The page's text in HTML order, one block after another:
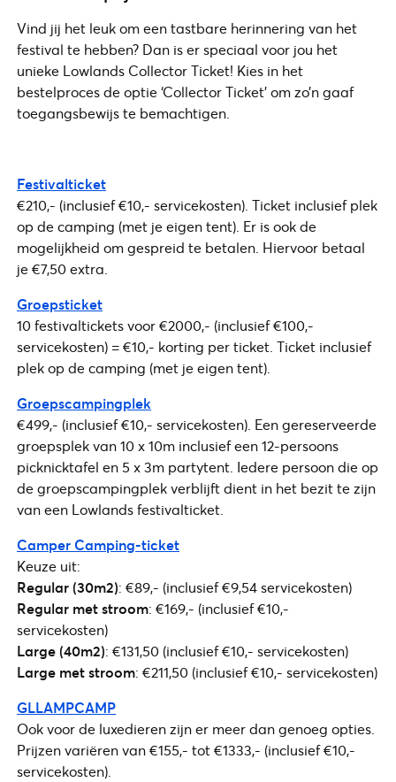
Vind jij het leuk om een tastbare herinnering van het
festival te hebben? Dan is er speciaal voor jou het
unieke Lowlands Collector Ticket! Kies in het
bestelproces de optie ‘Collector Ticket’ om zo’n gaaf
toegangsbewijs te bemachtigen.
Festivalticket
€210,- (inclusief €10,- servicekosten). Ticket inclusief plek
op de camping (met je eigen tent). Er is ook de
mogelijkheid om gespreid te betalen. Hiervoor betaal
je €7,50 extra.
Groepsticket
10 festivaltickets voor €2000,- (inclusief €100,-
servicekosten) = €10,- korting per ticket. Ticket inclusief
plek op de camping (met je eigen tent).
Groepscampingplek
€499,- (inclusief €10,- servicekosten). Een gereserveerde
groepsplek van 10 x 10m inclusief een 12-persoons
picknicktafel en 5 x 3m partytent. Iedere persoon die op
de groepscampingplek verblijft dient in het bezit te zijn
van een Lowlands festivalticket.
Camper Camping-ticket
Keuze uit:
Regular (30m2): €89,- (inclusief €9,54 servicekosten)
Regular met stroom: €169,- (inclusief €10,-
servicekosten)
Large (40m2): €131,50 (inclusief €10,- servicekosten)
Large met stroom: €211,50 (inclusief €10,- servicekosten)
GLLAMPCAMP
Ook voor de luxedieren zijn er meer dan genoeg opties.
Prijzen variëren van €155,- tot €1333,- (inclusief €10,-
servicekosten).